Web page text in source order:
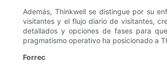
Además, Thinkwell se distingue por su
visitantes y el flujo diario de visitantes,
detallados y opciones de fases para
pragmatismo operativo ha posicionado a
Forrec